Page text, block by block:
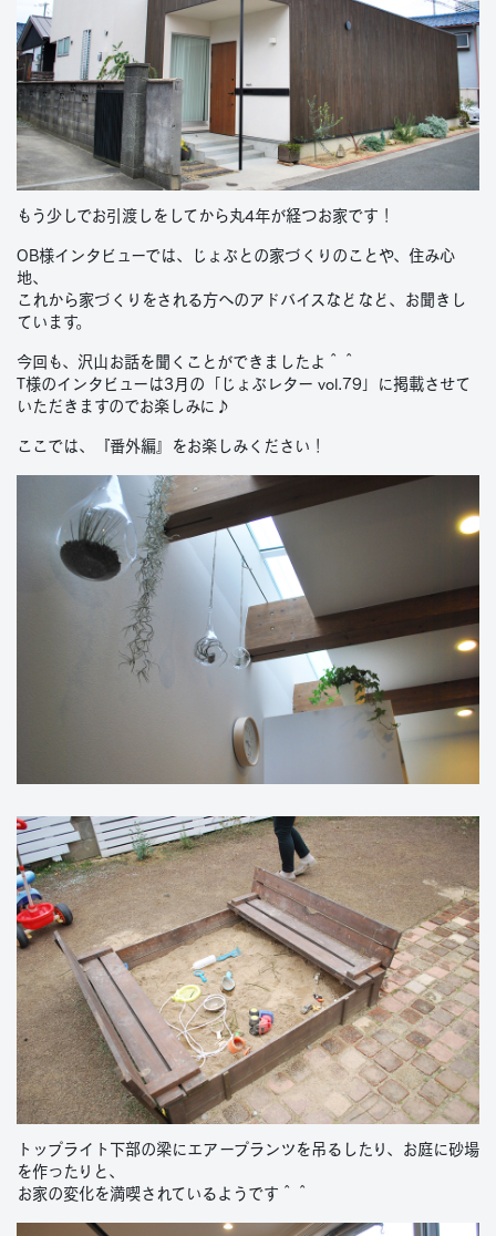
もう少しでお引渡しをしてから丸4年が経つお家です！
OB様インタビューでは、じょぶとの家づくりのことや、住み心
地、
これから家づくりをされる方へのアドバイスなどなど、お聞きし
ています。
今回も、沢山お話を聞くことができましたよ＾＾
T様のインタビューは3月の「じょぶレター vol.79」に掲載させて
いただきますのでお楽しみに♪
ここでは、『番外編』をお楽しみください！
トップライト下部の梁にエアープランツを吊るしたり、お庭に砂場
を作ったりと、
お家の変化を満喫されているようです＾＾